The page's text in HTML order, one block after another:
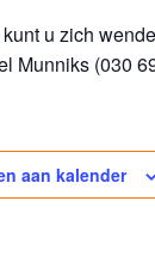
u zich
Munniks (030
aan kalender